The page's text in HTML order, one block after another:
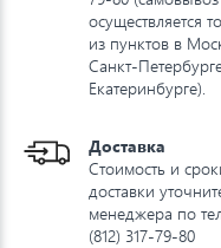
осуществляется
из пунктов в
Санкт-
Екатеринбурге).
Доставка
Стоимость и
доставки
менеджера по
(812) 317-79-80